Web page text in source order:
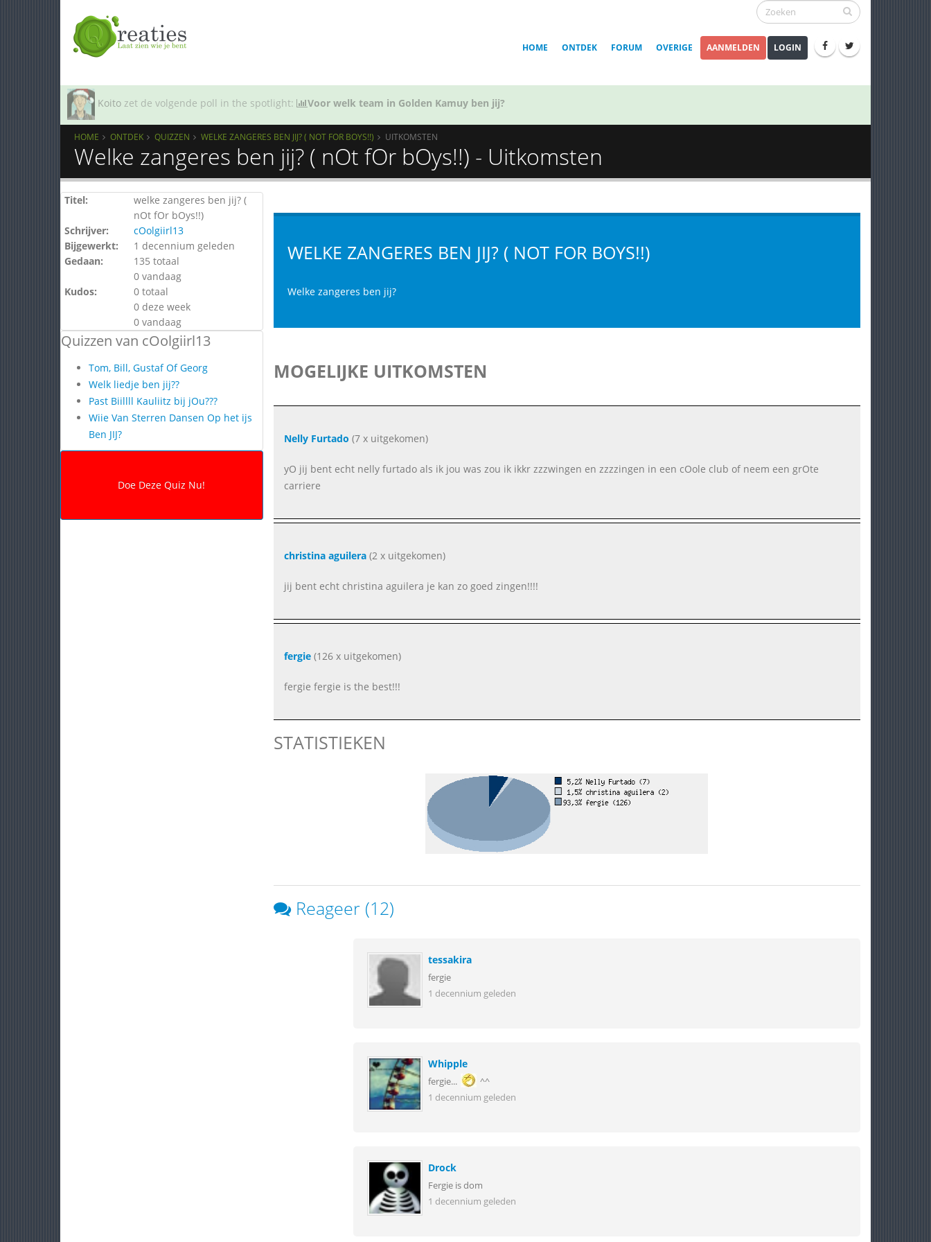
HOME ONTDEK FORUM OVERIGE AANMELDEN LOGIN
Koito zet de volgende poll in the spotlight: Voor welk team in Golden Kamuy ben jij?
HOME ONTDEK QUIZZEN WELKE ZANGERES BEN JIJ? ( NOT FOR BOYS!!) UITKOMSTEN
Welke zangeres ben jij? ( nOt fOr bOys!!) - Uitkomsten
Titel:
welke zangeres ben jij? (
nOt fOr bOys!!)
Schrijver:
cOolgiirl13
Bijgewerkt:
1 decennium geleden
Gedaan:
135 totaal
0 vandaag
Kudos:
0 totaal
0 deze week
0 vandaag
Quizzen van cOolgiirl13
Tom, Bill, Gustaf Of Georg
Welk liedje ben jij??
Past Biillll Kauliitz bij jOu???
Wiie Van Sterren Dansen Op het ijs
Ben JIJ?
WELKE ZANGERES BEN JIJ? ( NOT FOR BOYS!!)
Welke zangeres ben jij?
MOGELIJKE UITKOMSTEN
Nelly Furtado (7 x uitgekomen)
yO jij bent echt nelly furtado als ik jou was zou ik ikkr zzzwingen en zzzzingen in een cOole club of neem een grOte
carriere
christina aguilera(2 x uitgekomen)
jij bent echt christina aguilera je kan zo goed zingen!!!!
fergie(126 x uitgekomen)
fergie fergie is the best!!!
STATISTIEKEN
Reageer (12)
tessakira
fergie
1 decennium geleden
Whipple
fergie...
^^
1 decennium geleden
Drock
Fergie is dom
1 decennium geleden